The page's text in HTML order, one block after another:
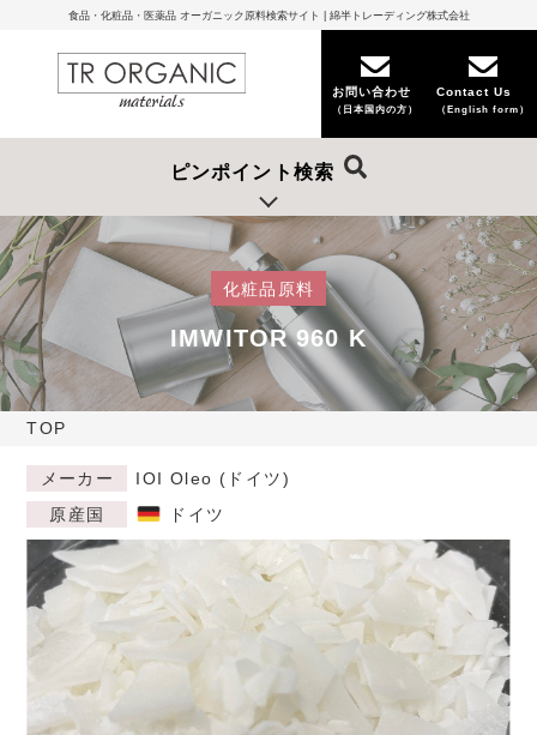
食品・化粧品・医薬品 オーガニック原料検索サイト | 綿半トレーディング株式会社
お問い合わせ
（日本国内の方）
Contact Us
（English form）
ピンポイント検索
化粧品原料
IMWITOR 960 K
TOP
メーカー
IOI Oleo (ドイツ)
原産国
ドイツ